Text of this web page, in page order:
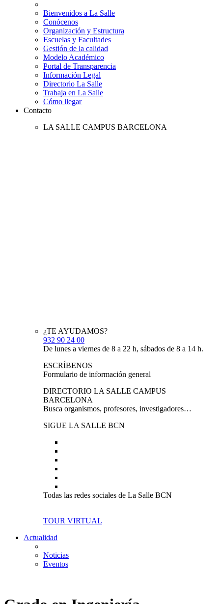
Bienvenidos a La Salle
Conócenos
Organización y Estructura
Escuelas y Facultades
Gestión de la calidad
Modelo Académico
Portal de Transparencia
Información Legal
Directorio La Salle
Trabaja en La Salle
Cómo llegar
Contacto
LA SALLE CAMPUS BARCELONA
¿TE AYUDAMOS?
932 90 24 00
De lunes a viernes de 8 a 22 h, sábados de 8 a 14 h.
ESCRÍBENOS
Formulario de información general
DIRECTORIO LA SALLE CAMPUS
BARCELONA
Busca organismos, profesores, investigadores…
SIGUE LA SALLE BCN
Todas las redes sociales de La Salle BCN
TOUR VIRTUAL
Actualidad
Noticias
Eventos